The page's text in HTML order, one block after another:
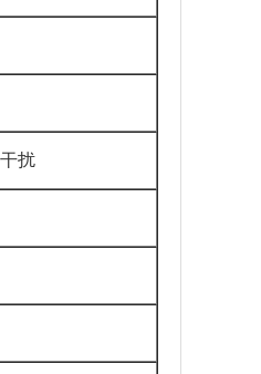
扰